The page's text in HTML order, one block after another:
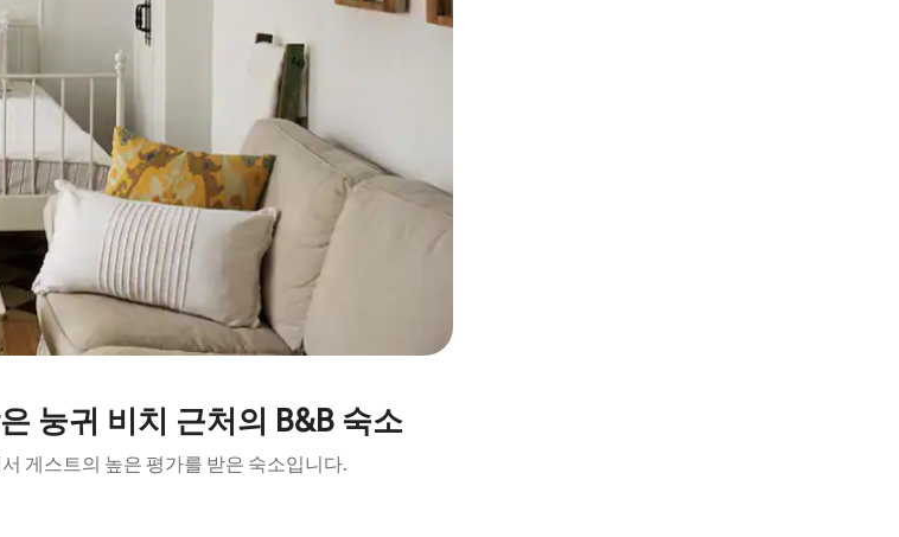
눙귀 비치 근처의 B&B 숙소
게스트의 높은 평가를 받은 숙소입니다.